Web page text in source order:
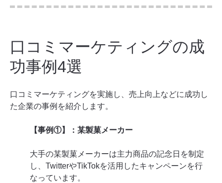
口コミマーケティングの成
功事例4選
口コミマーケティングを実施し、売上向上などに成功し
た企業の事例を紹介します。
【事例①】：某製菓メーカー
大手の某製菓メーカーは主力商品の記念日を制定
し、TwitterやTikTokを活用したキャンペーンを行
なっています。